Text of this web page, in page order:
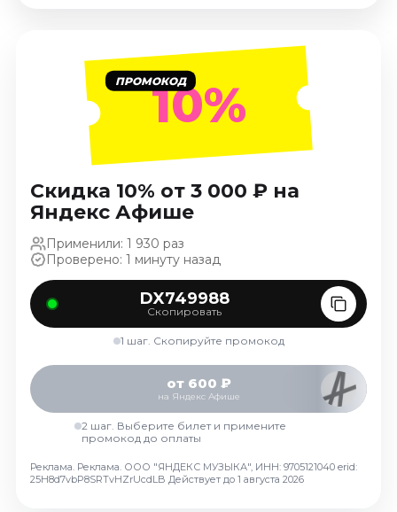
Экскурсии
Август 2026
Сентябрь 2026
Октябрь 2026
Ноябрь 2026
Декабрь 2026
Спорт
Август 2026
Декабрь 2026
События
Сентябрь 2026
Октябрь 2026
Ноябрь 2026
Январь 2027
ПРОМОКОД10%
Скидка 10% от 3 000 ₽ на
Яндекс Афише
Применили: 1 930 раз
Проверено: 1 минуту назад
DX749988
Скопировать
1 шаг. Скопируйте промокод
от 600 ₽
на Яндекс Афише
2 шаг. Выберите билет и примените
промокод до оплаты
Реклама. Реклама. ООО "ЯНДЕКС МУЗЫКА", ИНН: 9705121040 erid:
25H8d7vbP8SRTvHZrUcdLB Действует до 1 августа 2026